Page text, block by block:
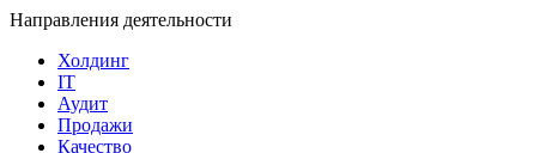
Направления деятельности
Холдинг
IT
Аудит
Продажи
Качество